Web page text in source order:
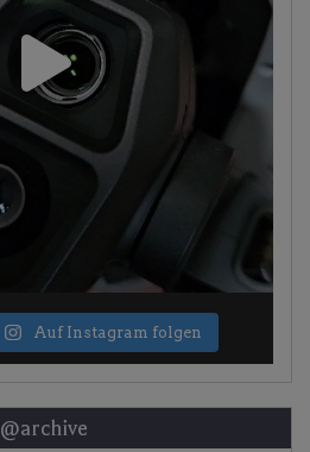
Auf Instagram folgen
@archive